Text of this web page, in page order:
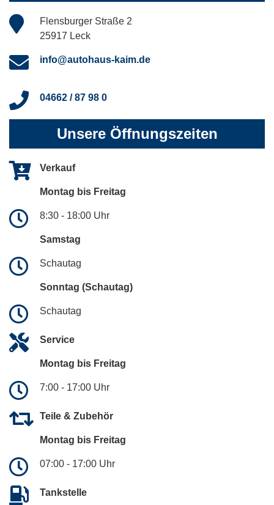
Flensburger Straße 2
25917 Leck
info@autohaus-kaim.de
04662 / 87 98 0
Unsere Öffnungszeiten
Verkauf
Montag bis Freitag
8:30 - 18:00 Uhr
Samstag
Schautag
Sonntag (Schautag)
Schautag
Service
Montag bis Freitag
7:00 - 17:00 Uhr
Teile & Zubehör
Montag bis Freitag
07:00 - 17:00 Uhr
Tankstelle